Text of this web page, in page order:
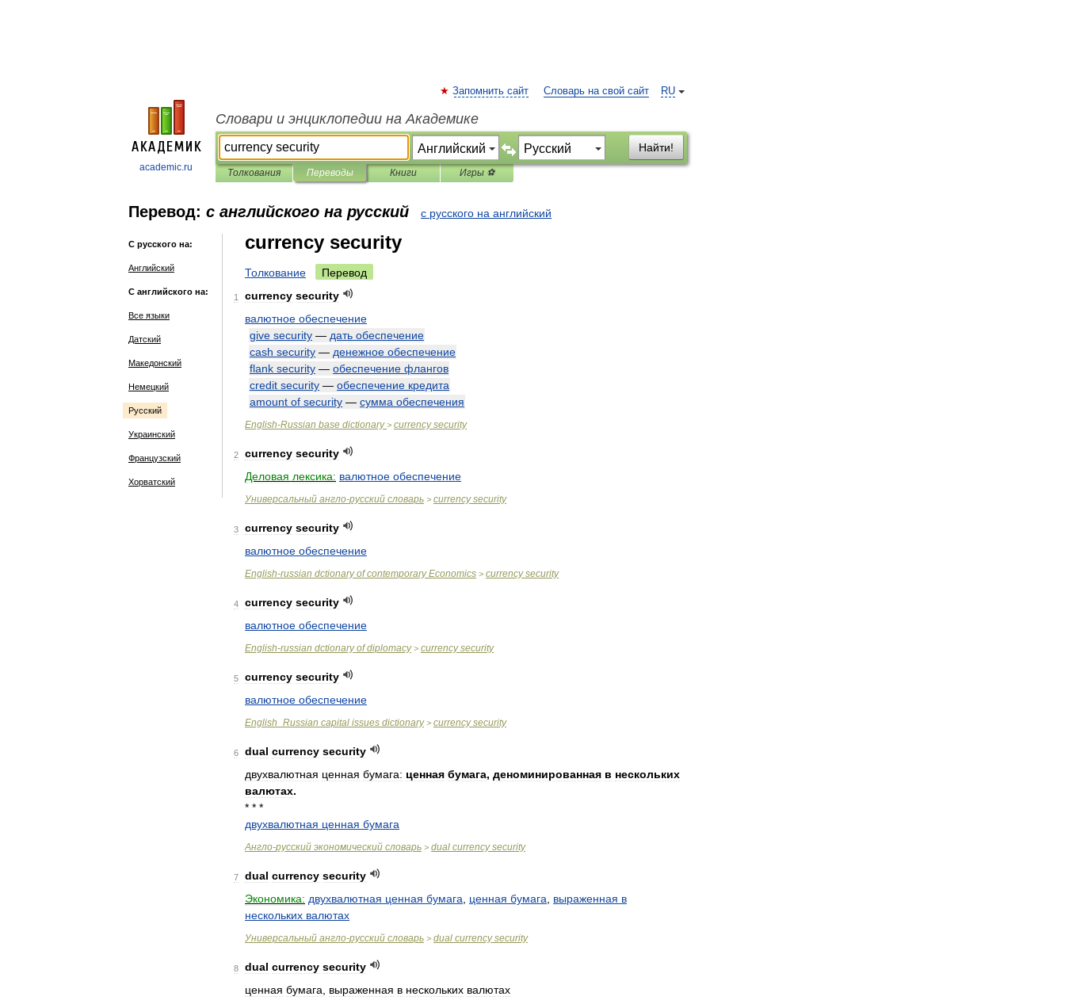
academic.ru
RU
Запомнить сайт Словарь на свой сайт
Словари и энциклопедии на Академике
Найти!
Толкования Переводы Книги Игры ⚽
Перевод: с английского на русский с русского на английский
С русского на:
Английский
С английского на:
Все языки
Датский
Македонский
Немецкий
Русский
Украинский
Французский
Хорватский
currency security
Толкование Перевод
1 currency security
валютное обеспечение
give security — дать обеспечение
cash security — денежное обеспечение
flank security — обеспечение флангов
credit security — обеспечение кредита
amount of security — сумма обеспечения
English-Russian base dictionary > currency security
2 currency security
Деловая лексика: валютное обеспечение
Универсальный англо-русский словарь > currency security
3 currency security
валютное обеспечение
English-russian dctionary of contemporary Economics > currency security
4 currency security
валютное обеспечение
English-russian dctionary of diplomacy> currency security
5 currency security
валютное обеспечение
English Russian capital issues dictionary> currency security
6 dual currency security
двухвалютная ценная бумага: ценная бумага, деноминированная в нескольких
валютах.
* * *
двухвалютная ценная бумага
Англо-русский экономический словарь > dual currency security
7 dual currency security
Экономика: двухвалютная ценная бумага ценная бумага выраженная в
нескольких валютах
Универсальный англо-русский словарь > dual currency security
8 dual currency security
ценная бумага выраженная в нескольких валютах